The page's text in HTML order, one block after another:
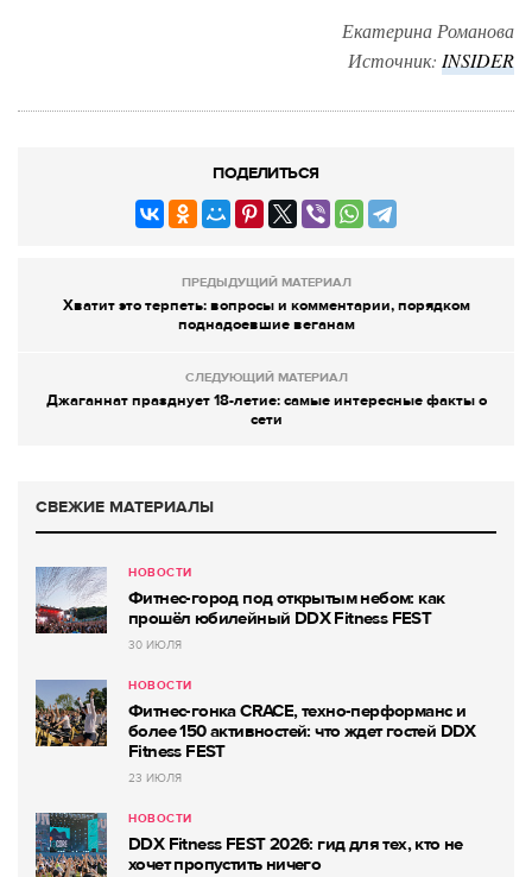
Екатерина Романова
Источник: INSIDER
ПОДЕЛИТЬСЯ
ПРЕДЫДУЩИЙ МАТЕРИАЛ
Хватит это терпеть: вопросы и комментарии, порядком
поднадоевшие веганам
СЛЕДУЮЩИЙ МАТЕРИАЛ
Джаганнат празднует 18-летие: самые интересные факты о
сети
СВЕЖИЕ МАТЕРИАЛЫ
НОВОСТИ
Фитнес-город под открытым небом: как
прошёл юбилейный DDX Fitness FEST
30 ИЮЛЯ
НОВОСТИ
Фитнес-гонка CRACE, техно-перформанс и
более 150 активностей: что ждет гостей DDX
Fitness FEST
23 ИЮЛЯ
НОВОСТИ
DDX Fitness FEST 2026: гид для тех, кто не
хочет пропустить ничего